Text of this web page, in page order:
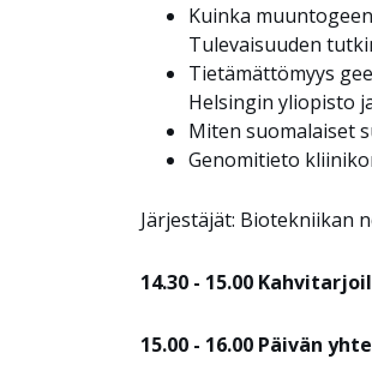
Kuinka
Tulevaisuuden
Tietämättömyys
Helsingin yliopisto
Miten suomalaiset
Genomitieto
Järjestäjät: Biotekniikan
14.30 - 15.00
15.00 - 16.00 Päivän